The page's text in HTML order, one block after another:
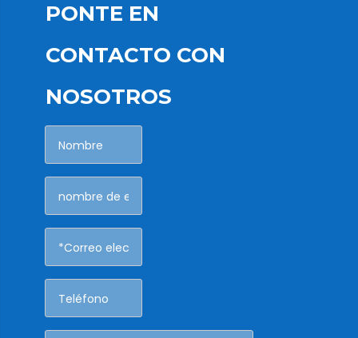
PONTE EN
CONTACTO CON
NOSOTROS